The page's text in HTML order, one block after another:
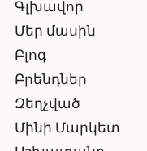
Գլխավոր
Մեր մասին
Բլոգ
Բրենդներ
Զեղչված
Մինի Մարկետ